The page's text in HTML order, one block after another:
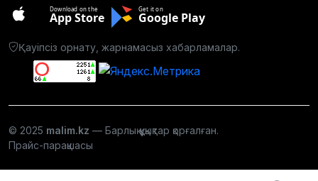
Download on the
App Store
Get it on
Google Play
Қауіпсіз орнату, жарнамасыз хабарламалар.
© 2025 malim.kz — Барлық құқықтар қорғалған.
Прайс-парақшасы